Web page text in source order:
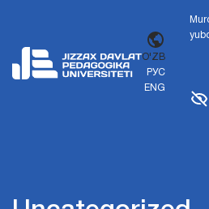
O'ZB
РУС
ENG